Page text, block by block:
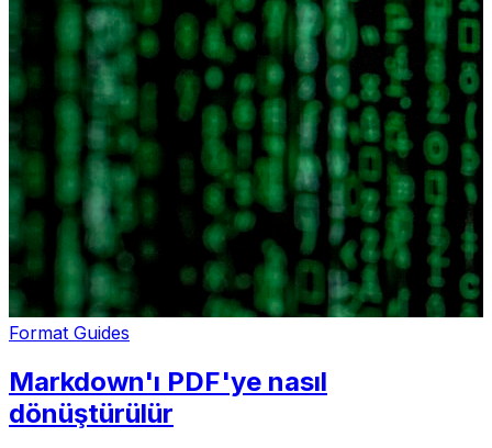
Format Guides
Markdown'ı PDF'ye nasıl
dönüştürülür